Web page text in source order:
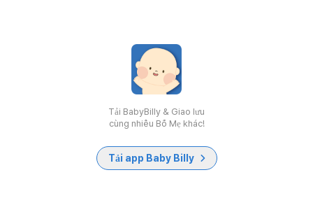
Tải BabyBilly & Giao lưu
cùng nhiều Bố Mẹ khác!
Tải app Baby Billy